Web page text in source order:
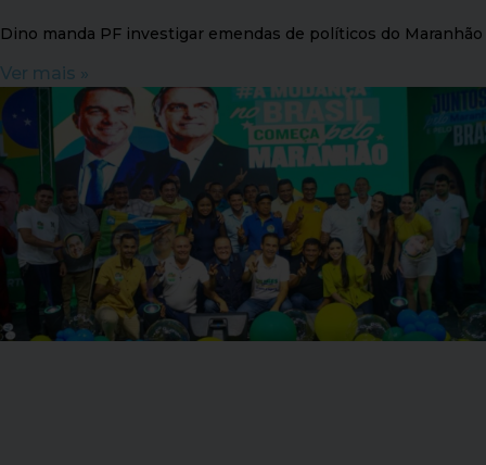
Dino manda PF investigar emendas de políticos do Maranhão
Ver mais »